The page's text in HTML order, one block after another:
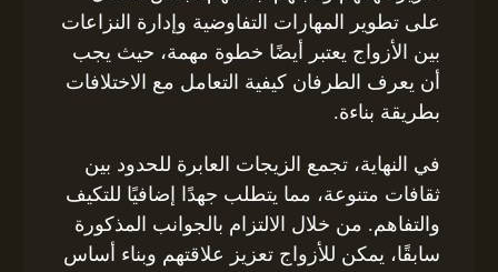
على تطوير المهارات التفاوضية وإدارة النزاعات
بين الأزواج يعتبر أيضًا خطوة مهمة، حيث يجب
أن يعرف الطرفان كيفية التعامل مع الاختلافات
بطريقة بناءة.
في النهاية، تجمع الزيجات العابرة للحدود بين
ثقافات متنوعة، مما يتطلب جهدًا إضافيًا للتكيف
والتفاهم. من خلال الالتزام بالجوانب المذكورة
سابقًا، يمكن للأزواج تعزيز علاقتهم وبناء أساس